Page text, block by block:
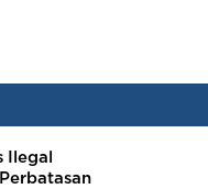
Ilegal